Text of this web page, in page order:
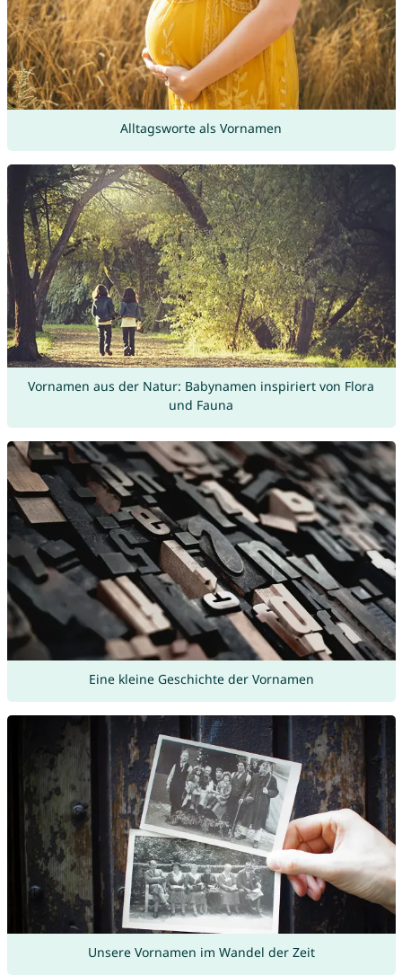
Alltagsworte als Vornamen
Vornamen aus der Natur: Babynamen inspiriert von Flora
und Fauna
Eine kleine Geschichte der Vornamen
Unsere Vornamen im Wandel der Zeit